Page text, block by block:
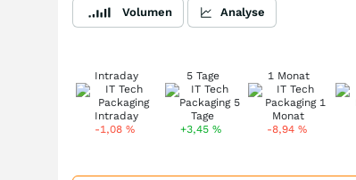
Volumen Analyse
Intraday
-1,08%
5 Tage
+3,45%
1 Monat
-8,94 %